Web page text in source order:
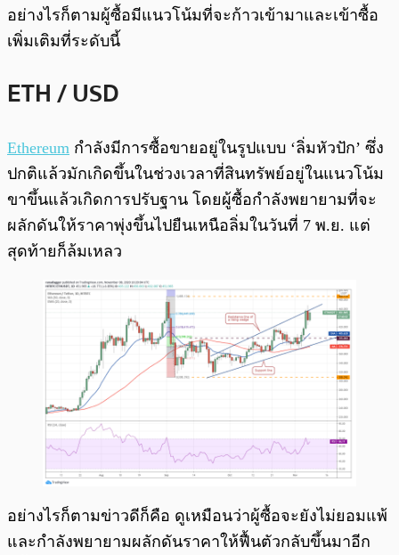
อย่างไรก็ตามผู้ซื้อมีแนวโน้มที่จะก้าวเข้ามาและเข้าซื้อ
เพิ่มเติมที่ระดับนี้
ETH / USD
Ethereum กำลังมีการซื้อขายอยู่ในรูปแบบ ‘ลิ่มหัวปัก’ ซึ่ง
ปกติแล้วมักเกิดขึ้นในช่วงเวลาที่สินทรัพย์อยู่ในแนวโน้ม
ขาขึ้นแล้วเกิดการปรับฐาน โดยผู้ซื้อกำลังพยายามที่จะ
ผลักดันให้ราคาพุ่งขึ้นไปยืนเหนือลิ่มในวันที่ 7 พ.ย. แต่
สุดท้ายก็ล้มเหลว
อย่างไรก็ตามข่าวดีก็คือ ดูเหมือนว่าผู้ซื้อจะยังไม่ยอมแพ้
และกำลังพยายามผลักดันราคาให้ฟื้นตัวกลับขึ้นมาอีก